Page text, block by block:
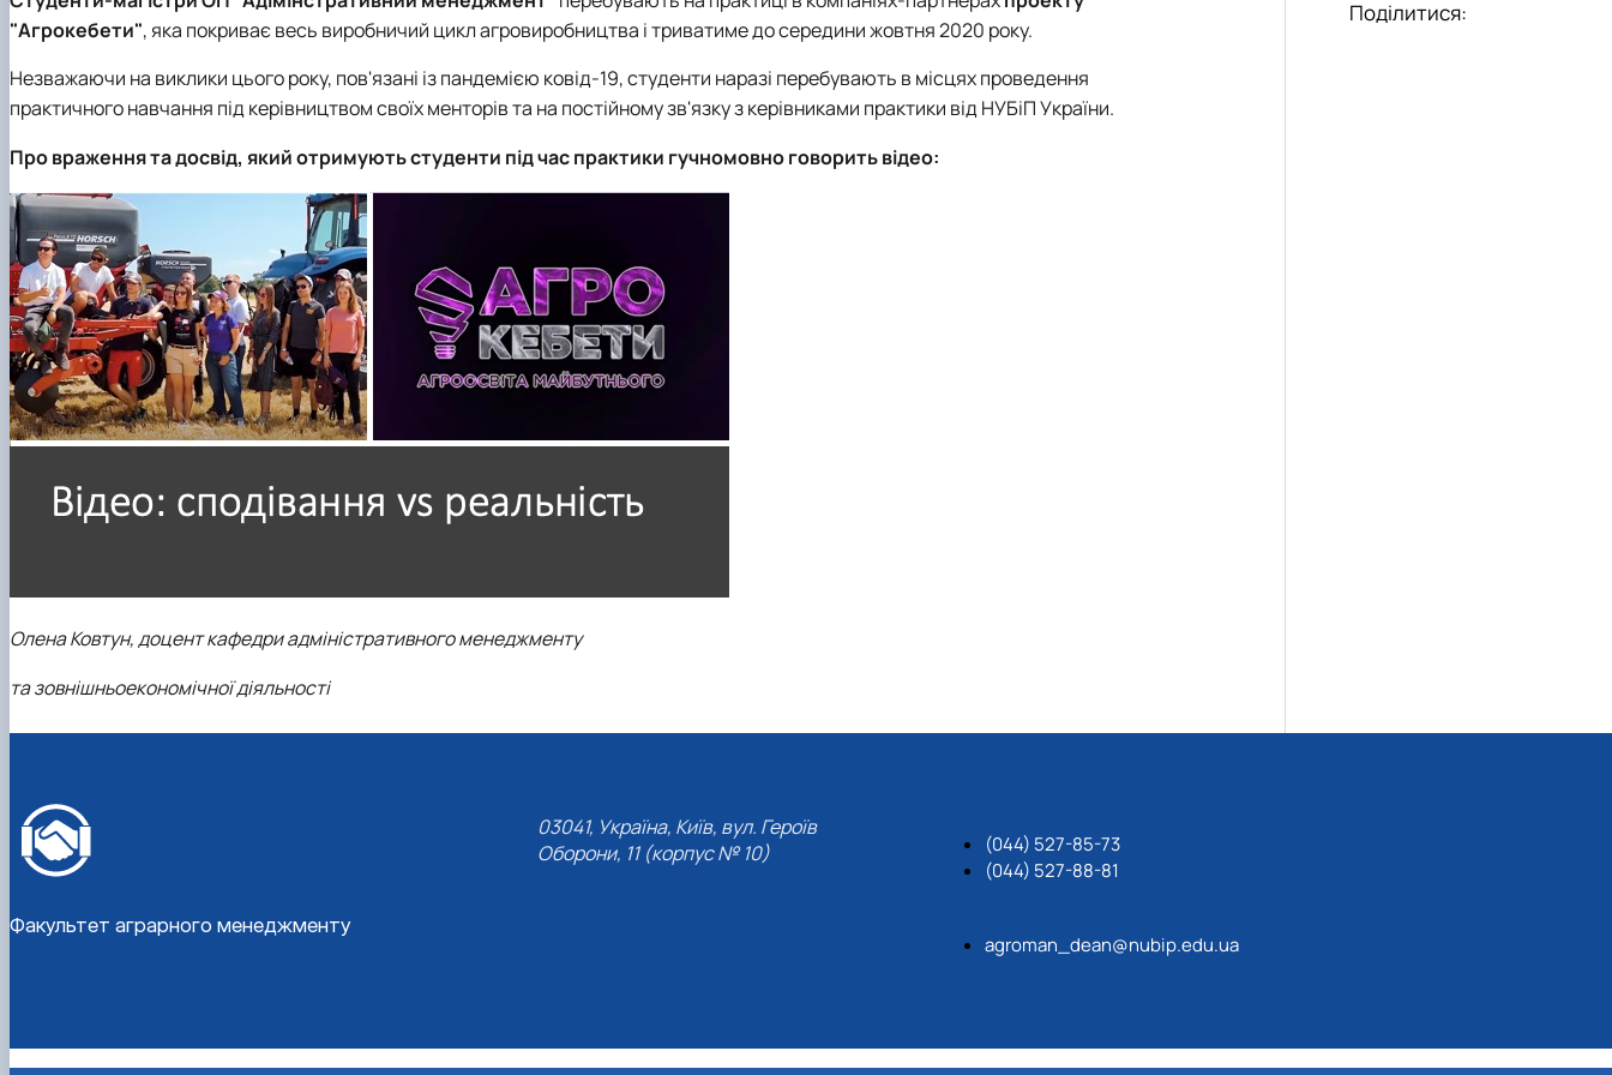
Сенат студентської організації факультету
"Агрокебети", яка покриває весь виробничий цикл агровиробництва і триватиме до середини жовтня 2020 року.
Незважаючи на виклики цього року, пов'язані із пандемією ковід-19, студенти наразі перебувають в місцях проведення
практичного навчання під керівництвом своїх менторів та на постійному зв'язку з керівниками практики від НУБіП України.
Про враження та досвід, який отримують студенти під час практики гучномовно говорить відео:
Олена Ковтун, доцент кафедри адміністративного менеджменту
та зовнішньоекономічної діяльності
Поділитися:
Факультет аграрного менеджменту
03041, Україна, Київ, вул. Героїв
Оборони, 11 (корпус № 10)
(044) 527-85-73
(044) 527-88-81
agroman_dean@nubip.edu.ua